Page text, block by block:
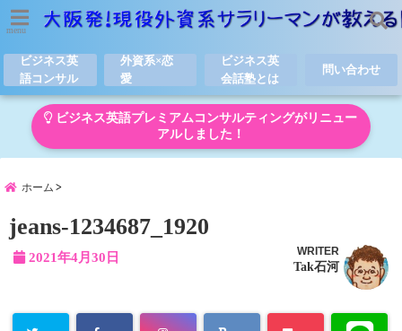
menu
ビジネス英
語コンサル
外資系×恋
愛
ビジネス英
会話塾とは
問い合わせ
ビジネス英語プレミアムコンサルティングがリニュー
アルしました！
ホーム
jeans-1234687_1920
2021年4月30日 WRITER
Tak石河